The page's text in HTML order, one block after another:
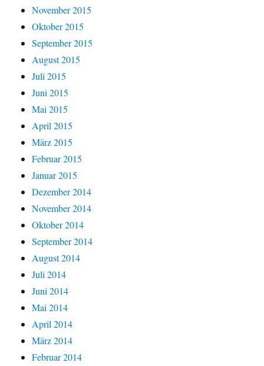
November 2015
Oktober 2015
September 2015
August 2015
Juli 2015
Juni 2015
Mai 2015
April 2015
März 2015
Februar 2015
Januar 2015
Dezember 2014
November 2014
Oktober 2014
September 2014
August 2014
Juli 2014
Juni 2014
Mai 2014
April 2014
März 2014
Februar 2014